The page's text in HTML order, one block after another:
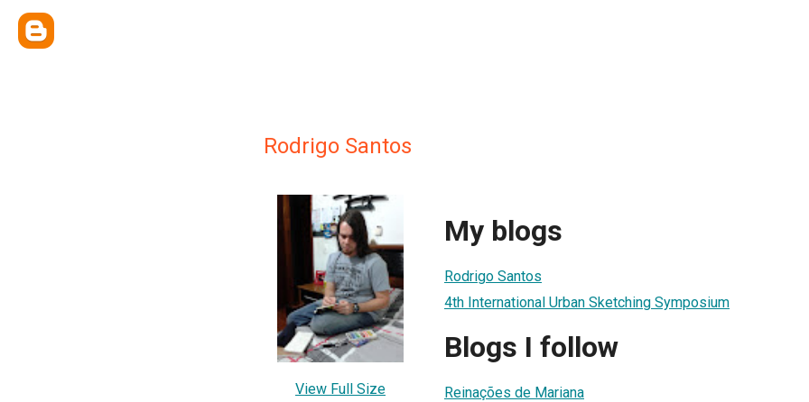
Rodrigo Santos
View Full Size
My blogs
Rodrigo Santos
4th International Urban Sketching Symposium
Blogs I follow
Reinações de Mariana